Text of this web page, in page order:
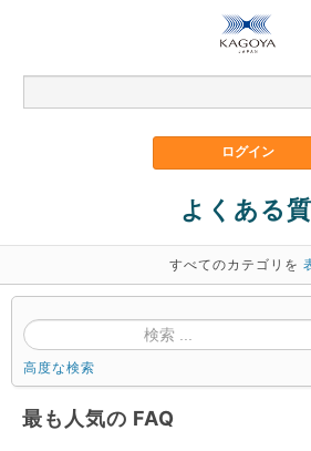
よくある
すべてのカテゴリを
高度な検索
最も人気の FAQ